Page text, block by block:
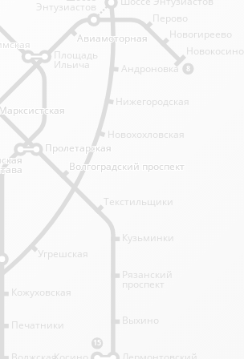
8
15
Андроновка
Нижегородская
Новохохловская
Угрешская
Текстильщики
Кузьминки
Рязанский
проспект
Выхино
Лермонтовский
Кожуховская
Печатники
Волжская
Перово
Новогиреево
Новокосино
Площадь
Ильича
Пролетарская
Пролетарская
Волгоградский проспект
Волгоградский проспект
Авиамоторная
Авиамоторная
Энтузиастов
Косино